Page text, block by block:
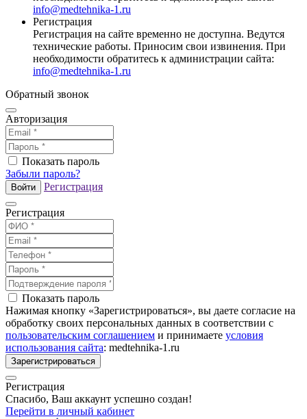
info@medtehnika-1.ru
Регистрация
Регистрация на сайте временно не доступна. Ведутся
технические работы. Приносим свои извинения. При
необходимости обратитесь к администрации сайта:
info@medtehnika-1.ru
Обратный звонок
Авторизация
Показать пароль
Забыли пароль?
Войти Регистрация
Регистрация
Показать пароль
Нажимая кнопку «Зарегистрироваться», вы даете согласие на
обработку своих персональных данных в соответствии с
пользовательским соглашением и принимаете условия
использования сайта: medtehnika-1.ru
Зарегистрироваться
Регистрация
Спасибо, Ваш аккаунт успешно создан!
Перейти в личный кабинет